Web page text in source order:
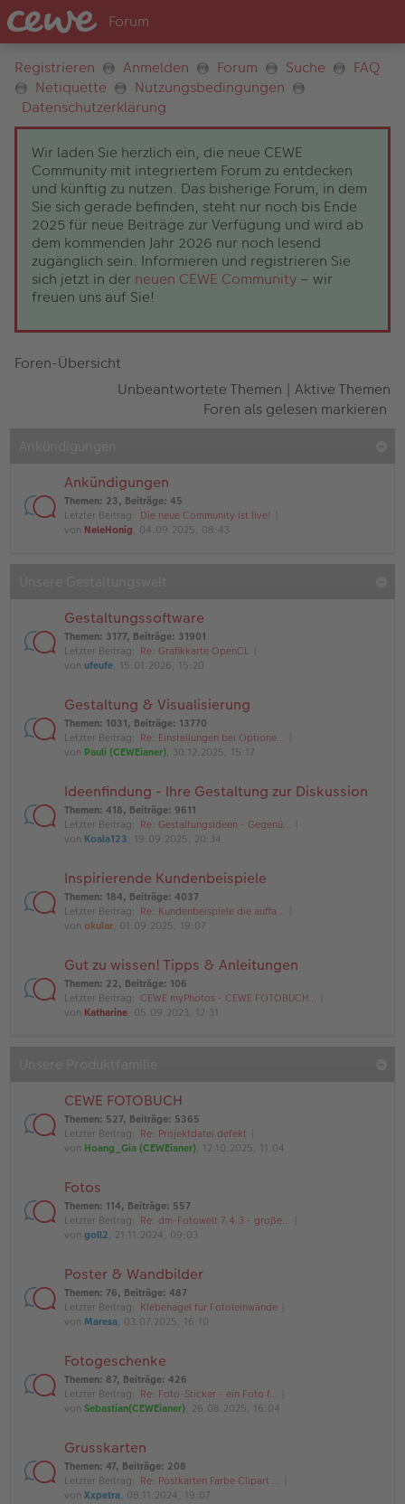
Registrieren Anmelden Forum Suche
FAQ
Netiquette
Nutzungsbedingungen
Datenschutzerklärung
Wir laden Sie herzlich ein, die neue CEWE
Community mit integriertem Forum zu entdecken
und künftig zu nutzen. Das bisherige Forum, in dem
Sie sich gerade befinden, steht nur noch bis Ende
2025 für neue Beiträge zur Verfügung und wird ab
dem kommenden Jahr 2026 nur noch lesend
zugänglich sein. Informieren und registrieren Sie
sich jetzt in der neuen CEWE Community – wir
freuen uns auf Sie!
Foren-Übersicht
Unbeantwortete Themen | Aktive Themen
Foren als gelesen markieren
Ankündigungen
Themen: 23, Beiträge: 45
Letzter Beitrag: Die neue Community ist live!
von NeleHonig, 04.09.2025, 08:43
Gestaltungssoftware
Themen: 3177, Beiträge: 31901
Letzter Beitrag: Re: Grafikkarte OpenCL
von ufeufe, 15.01.2026, 15:20
Gestaltung & Visualisierung
Themen: 1031, Beiträge: 13770
Letzter Beitrag: Re: Einstellungen bei Optione…
von Pauli (CEWEianer), 30.12.2025, 15:17
Ideenfindung - Ihre Gestaltung zur Diskussion
Themen: 418, Beiträge: 9611
Letzter Beitrag: Re: Gestaltungsideen - Gegenü…
von Koala123, 19.09.2025, 20:34
Inspirierende Kundenbeispiele
Themen: 184, Beiträge: 4037
Letzter Beitrag: Re: Kundenbeispiele die auffa…
von okular, 01.09.2025, 19:07
Gut zu wissen! Tipps & Anleitungen
Themen: 22, Beiträge: 106
Letzter Beitrag: CEWE myPhotos - CEWE FOTOBUCH…
von Katharine, 05.09.2023, 12:31
CEWE FOTOBUCH
Themen: 527, Beiträge: 5365
Letzter Beitrag: Re: Projektdatei defekt
von Hoang_Gia (CEWEianer), 12.10.2025, 11:04
Fotos
Themen: 114, Beiträge: 557
Letzter Beitrag: Re: dm-Fotowelt 7.4.3 - große…
von goll2, 21.11.2024, 09:03
Poster & Wandbilder
Themen: 76, Beiträge: 487
Letzter Beitrag: Klebenagel für Fotoleinwände
von Maresa, 03.07.2025, 16:10
Fotogeschenke
Themen: 87, Beiträge: 426
Letzter Beitrag: Re: Foto-Sticker - ein Foto f…
von Sebastian(CEWEianer), 26.08.2025, 16:04
Grusskarten
Themen: 47, Beiträge: 208
Letzter Beitrag: Re: Postkarten Farbe Clipart …
von Xxpetra, 08.11.2024, 19:07